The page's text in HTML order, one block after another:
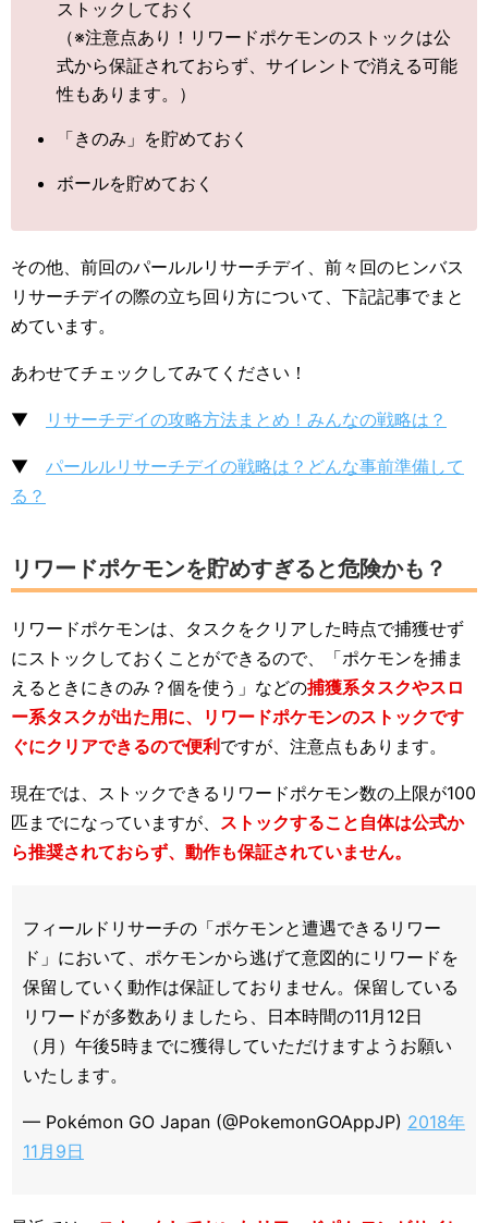
ストックしておく
（※注意点あり！リワードポケモンのストックは公
式から保証されておらず、サイレントで消える可能
性もあります。）
「きのみ」を貯めておく
ボールを貯めておく
その他、前回のパールルリサーチデイ、前々回のヒンバス
リサーチデイの際の立ち回り方について、下記記事でまと
めています。
あわせてチェックしてみてください！
▼ リサーチデイの攻略方法まとめ！みんなの戦略は？
▼ パールルリサーチデイの戦略は？どんな事前準備して
る？
リワードポケモンを貯めすぎると危険かも？
リワードポケモンは、タスクをクリアした時点で捕獲せず
にストックしておくことができるので、「ポケモンを捕ま
えるときにきのみ？個を使う」などの捕獲系タスクやスロ
ー系タスクが出た用に、リワードポケモンのストックです
ぐにクリアできるので便利 ですが、注意点もあります。
現在では、ストックできるリワードポケモン数の上限が100
匹までになっていますが、 ストックすること自体は公式か
ら推奨されておらず、動作も保証されていません。
フィールドリサーチの「ポケモンと遭遇できるリワー
ド」において、ポケモンから逃げて意図的にリワードを
保留していく動作は保証しておりません。保留している
リワードが多数ありましたら、日本時間の11月12日
（月）午後5時までに獲得していただけますようお願い
いたします。
— Pokémon GO Japan (@PokemonGOAppJP) 2018年
11月9日